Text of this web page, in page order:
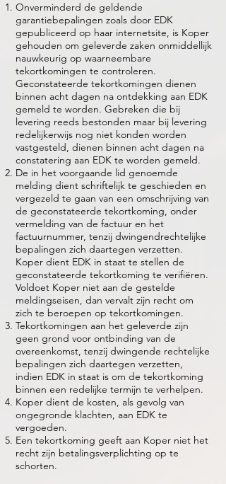
Onverminderd de geldende
garantiebepalingen zoals door EDK
gepubliceerd op haar internetsite, is Koper
gehouden om geleverde zaken onmiddellijk
nauwkeurig op waarneembare
tekortkomingen te controleren.
Geconstateerde tekortkomingen dienen
binnen acht dagen na ontdekking aan EDK
gemeld te worden. Gebreken die bij
levering reeds bestonden maar bij levering
redelijkerwijs nog niet konden worden
vastgesteld, dienen binnen acht dagen na
constatering aan EDK te worden gemeld.
De in het voorgaande lid genoemde
melding dient schriftelijk te geschieden en
vergezeld te gaan van een omschrijving van
de geconstateerde tekortkoming, onder
vermelding van de factuur en het
factuurnummer, tenzij dwingendrechtelijke
bepalingen zich daartegen verzetten.
Koper dient EDK in staat te stellen de
geconstateerde tekortkoming te verifiëren.
Voldoet Koper niet aan de gestelde
meldingseisen, dan vervalt zijn recht om
zich te beroepen op tekortkomingen.
Tekortkomingen aan het geleverde zijn
geen grond voor ontbinding van de
overeenkomst, tenzij dwingende rechtelijke
bepalingen zich daartegen verzetten,
indien EDK in staat is om de tekortkoming
binnen een redelijke termijn te verhelpen.
Koper dient de kosten, als gevolg van
ongegronde klachten, aan EDK te
vergoeden.
Een tekortkoming geeft aan Koper niet het
recht zijn betalingsverplichting op te
schorten.